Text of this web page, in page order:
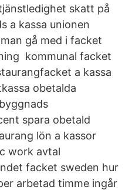
skatt på
a kassa unionen
gå med i facket
kommunal facket
a kassa
obetalda
spara obetald
lön a kassor
work avtal
facket sweden hur
arbetad timme ingår